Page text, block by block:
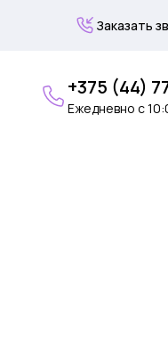
Заказать
+375 (44)
Ежедневно c